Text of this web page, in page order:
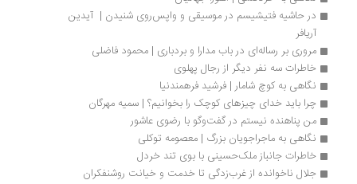
مروری بر رساله‌ای در باب مدارا و بردباری | محمود فاضلی
خاطرات سه نفر دیگر از رجال پهلوی
نگاهی به کوچ شامار | فرشید فرهمندنیا
چرا باید خدای چیزهای کوچک را بخوانیم؟ | سمیه مهرگان
من پناهنده نیستم در گفت‌وگو با رضوی عاشور
نگاهی به ماجراجویان بزرگ | معصومه توکلی
خاطرات جانباز ملک‌حسینی با بوی تند خردل
جلال ناخوانده از غرب‌زدگی تا خدمت و خیانت روشنفکران